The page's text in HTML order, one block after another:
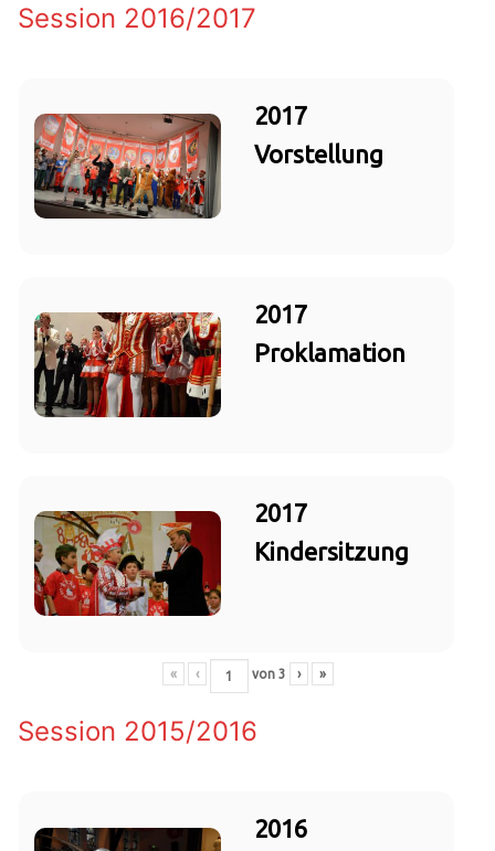
Session 2016/2017
2017
Vorstellung
2017
Proklamation
2017
Kindersitzung
« ‹ von 3 › »
Session 2015/2016
2016